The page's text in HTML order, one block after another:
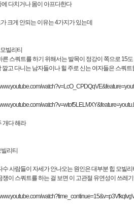
에 다치거나 몸이 아프다한다
크게 안되는 이유는 4가지가 있는데
빌리티
른 스쿼트를 하기 위해서는 발목이 정강이 쪽으로 15
고 다니는 남자들이나 힐 주로 신는 여자들은 스쿼
개다 해라
리티
수 사람들이 자세가 안나오는 원인은 대부분 힙 모빌
쟁이 스쿼트를 하는 걸 보면 이 고관절 유연성이 쓰레